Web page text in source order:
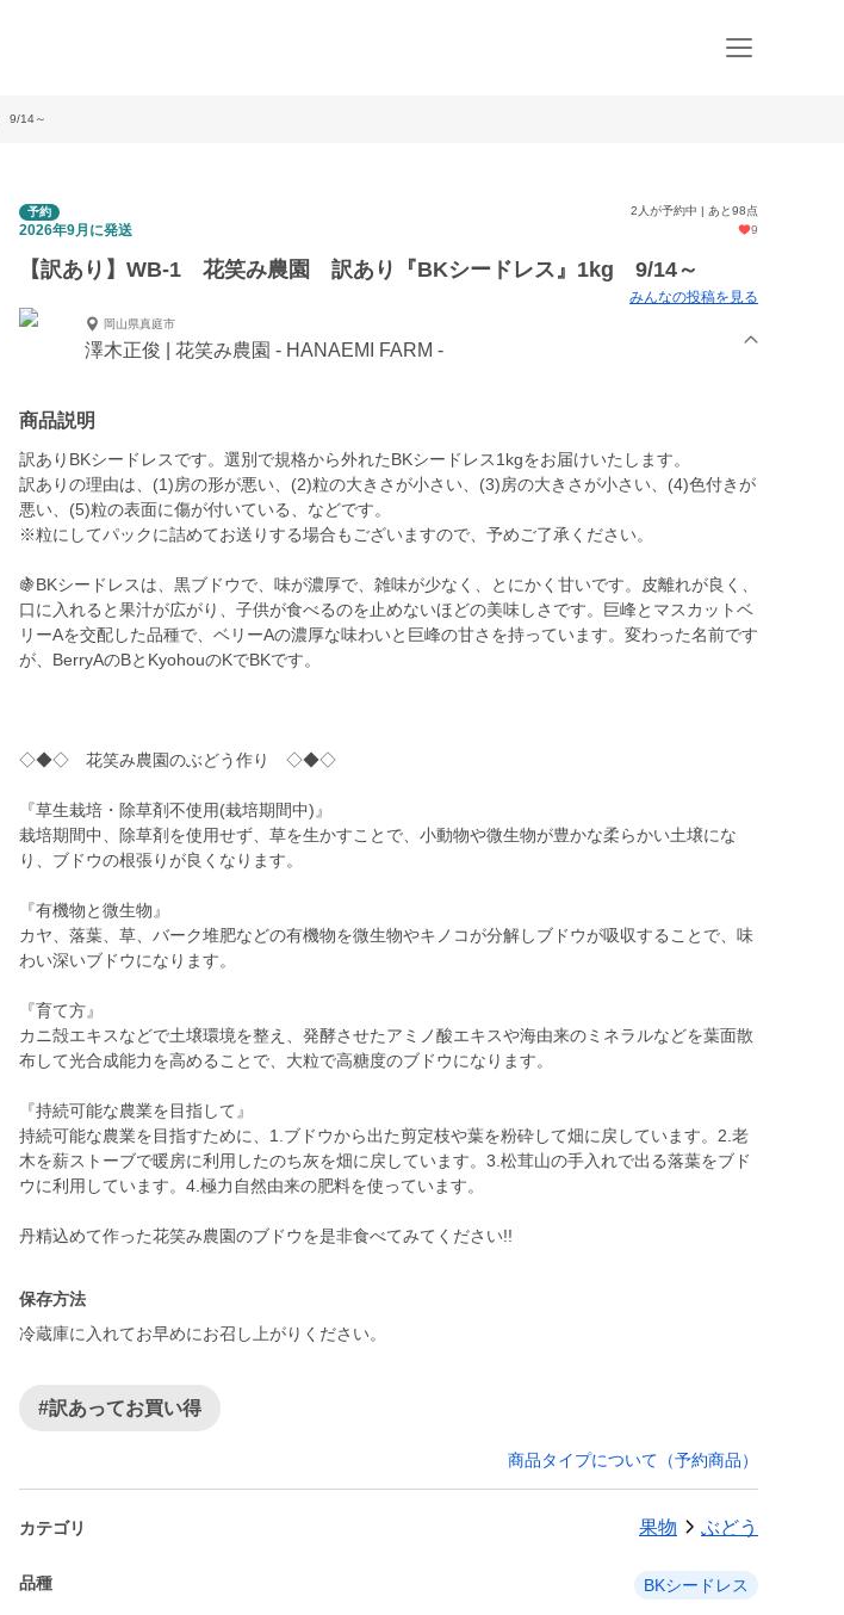
9/14～
予約 2人が予約中 | あと98点
2026年9月に発送 9
【訳あり】WB-1 花笑み農園 訳あり『BKシードレス』1kg 9/14～
みんなの投稿を見る
岡山県真庭市
澤木正俊 | 花笑み農園 - HANAEMI FARM -
商品説明
訳ありBKシードレスです。選別で規格から外れたBKシードレス1kgをお届けいたします。
訳ありの理由は、(1)房の形が悪い、(2)粒の大きさが小さい、(3)房の大きさが小さい、(4)色付きが
悪い、(5)粒の表面に傷が付いている、などです。
※粒にしてパックに詰めてお送りする場合もございますので、予めご了承ください。
🍇BKシードレスは、黒ブドウで、味が濃厚で、雑味が少なく、とにかく甘いです。皮離れが良く、
口に入れると果汁が広がり、子供が食べるのを止めないほどの美味しさです。巨峰とマスカットベ
リーAを交配した品種で、ベリーAの濃厚な味わいと巨峰の甘さを持っています。変わった名前です
が、BerryAのBとKyohouのKでBKです。
◇◆◇ 花笑み農園のぶどう作り ◇◆◇
『草生栽培・除草剤不使用(栽培期間中)』
栽培期間中、除草剤を使用せず、草を生かすことで、小動物や微生物が豊かな柔らかい土壌にな
り、ブドウの根張りが良くなります。
『有機物と微生物』
カヤ、落葉、草、バーク堆肥などの有機物を微生物やキノコが分解しブドウが吸収することで、味
わい深いブドウになります。
『育て方』
カニ殻エキスなどで土壌環境を整え、発酵させたアミノ酸エキスや海由来のミネラルなどを葉面散
布して光合成能力を高めることで、大粒で高糖度のブドウになります。
『持続可能な農業を目指して』
持続可能な農業を目指すために、1.ブドウから出た剪定枝や葉を粉砕して畑に戻しています。2.老
木を薪ストーブで暖房に利用したのち灰を畑に戻しています。3.松茸山の手入れで出る落葉をブド
ウに利用しています。4.極力自然由来の肥料を使っています。
丹精込めて作った花笑み農園のブドウを是非食べてみてください!!
保存方法
冷蔵庫に入れてお早めにお召し上がりください。
#訳あってお買い得
商品タイプについて（予約商品）
カテゴリ 果物 ぶどう
品種 BKシードレス